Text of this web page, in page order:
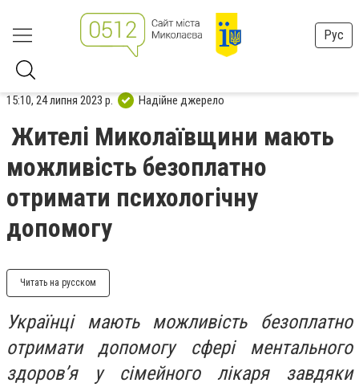
Рус
15:10, 24 липня 2023 р. Надійне джерело
Жителі Миколаївщини мають
можливість безоплатно
отримати психологічну
допомогу
Читать на русском
Українці мають можливість безоплатно
отримати допомогу сфері ментального
здоров’я у сімейного лікаря завдяки